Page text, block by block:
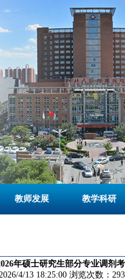
教师发展 教学科研
年硕士研究生部分专业调剂
4/13 18:25:00 浏览次数：